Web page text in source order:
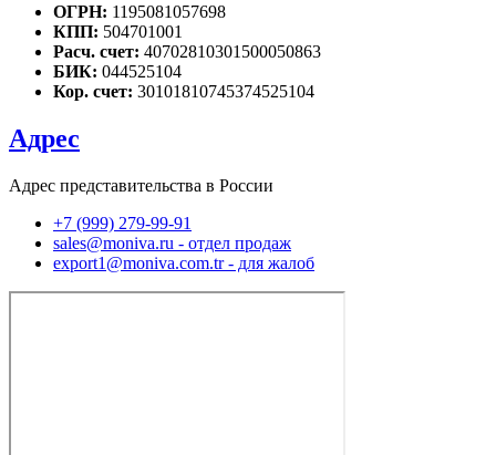
ОГРН: 1195081057698
КПП: 504701001
Расч. счет: 40702810301500050863
БИК: 044525104
Кор. счет: 30101810745374525104
Адрес
Адрес представительства в России
+7 (999) 279-99-91
sales@moniva.ru - отдел продаж
export1@moniva.com.tr - для жалоб